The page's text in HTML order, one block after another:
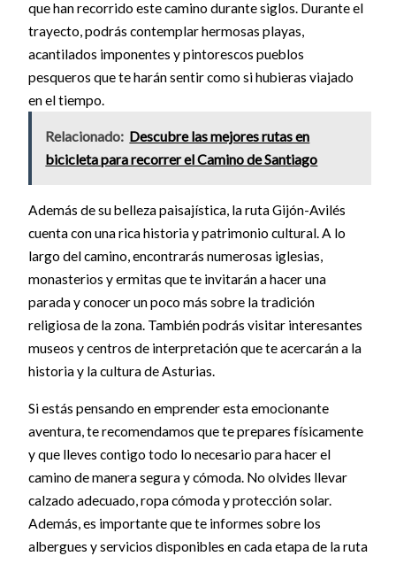
que han recorrido este camino durante siglos. Durante el
trayecto, podrás contemplar hermosas playas,
acantilados imponentes y pintorescos pueblos
pesqueros que te harán sentir como si hubieras viajado
en el tiempo.
Relacionado: Descubre las mejores rutas en
bicicleta para recorrer el Camino de Santiago
Además de su belleza paisajística, la ruta Gijón-Avilés
cuenta con una rica historia y patrimonio cultural. A lo
largo del camino, encontrarás numerosas iglesias,
monasterios y ermitas que te invitarán a hacer una
parada y conocer un poco más sobre la tradición
religiosa de la zona. También podrás visitar interesantes
museos y centros de interpretación que te acercarán a la
historia y la cultura de Asturias.
Si estás pensando en emprender esta emocionante
aventura, te recomendamos que te prepares físicamente
y que lleves contigo todo lo necesario para hacer el
camino de manera segura y cómoda. No olvides llevar
calzado adecuado, ropa cómoda y protección solar.
Además, es importante que te informes sobre los
albergues y servicios disponibles en cada etapa de la ruta